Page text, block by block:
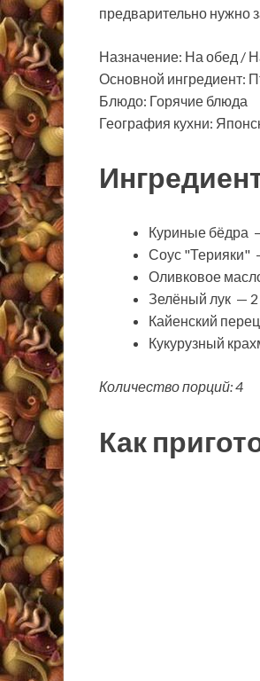
предварительно нужно
Назначение: На обед /
Основной ингредиент:
Блюдо: Горячие блюда
География кухни:
Куриные бёдра
Соус "Терияки"
Оливковое
Зелёный лук —
Кайенский
Кукурузный
Количество порций: 4
Как